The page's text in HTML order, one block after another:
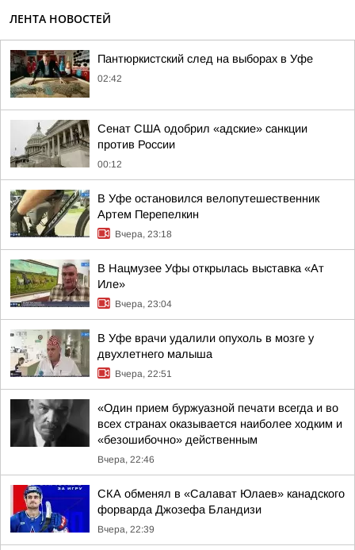
ЛЕНТА НОВОСТЕЙ
Пантюркистский след на выборах в Уфе
02:42
Сенат США одобрил «адские» санкции
против России
00:12
В Уфе остановился велопутешественник
Артем Перепелкин
Вчера, 23:18
В Нацмузее Уфы открылась выставка «Ат
Иле»
Вчера, 23:04
В Уфе врачи удалили опухоль в мозге у
двухлетнего малыша
Вчера, 22:51
«Один прием буржуазной печати всегда и во
всех странах оказывается наиболее ходким и
«безошибочно» действенным
Вчера, 22:46
СКА обменял в «Салават Юлаев» канадского
форварда Джозефа Бландизи
Вчера, 22:39